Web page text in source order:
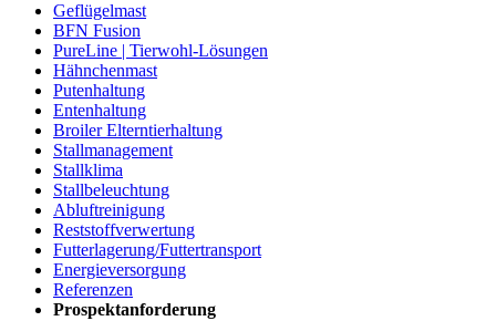
Geflügelmast
BFN Fusion
PureLine | Tierwohl-Lösungen
Hähnchenmast
Putenhaltung
Entenhaltung
Broiler Elterntierhaltung
Stallmanagement
Stallklima
Stallbeleuchtung
Abluftreinigung
Reststoffverwertung
Futterlagerung/Futtertransport
Energieversorgung
Referenzen
Prospektanforderung